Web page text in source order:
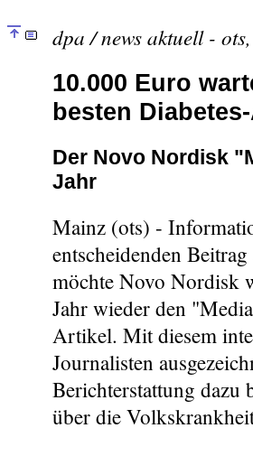
dpa / news aktuell -
10.000 Euro
besten
Der Novo Nordisk
Jahr
Mainz (ots) -
entscheidenden
möchte Novo Nordisk
Jahr wieder den
Artikel. Mit diesem
Journalisten
Berichterstattung dazu
über die